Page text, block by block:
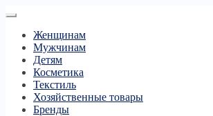
Женщинам
Мужчинам
Детям
Косметика
Текстиль
Хозяйственные товары
Бренды